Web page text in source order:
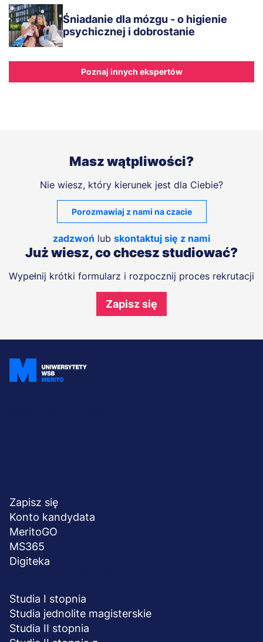
Śniadanie dla mózgu - o higienie
psychicznej i dobrostanie
Poznaj innych ekspertów
Masz wątpliwości?
Nie wiesz, który kierunek jest dla Ciebie?
Porozmawiaj z nami na czacie
zadzwoń lub skontaktuj się z nami
Już wiesz, co chcesz studiować?
Wypełnij krótki formularz i rozpocznij proces rekrutacji
Zapisz się
stopka
Zapisz się
Konto kandydata
MeritoGO
MS365
Digiteka
Studia I stopnia
Studia jednolite magisterskie
Studia II stopnia